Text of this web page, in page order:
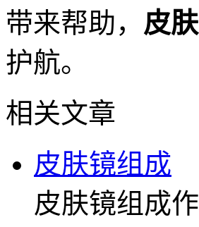
带来帮助， 皮
护航。
相关文章
皮肤镜组成
皮肤镜组成